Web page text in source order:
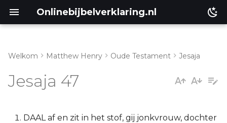
Onlinebijbelverklaring.nl
Jesaja 47:1-6
Jesaja 47:7-15
Lukas
Welkom Matthew Henry Oude Testament Jesaja
Jesaja 47
DAAL af en zit in het stof, gij jonkvrouw, dochter